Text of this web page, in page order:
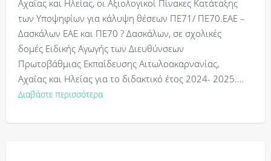
Αχαΐας και Ηλείας, οι Αξιολογικοί Πίνακες Κατάταξης
των Υποψηφίων για κάλυψη θέσεων ΠΕ71/ ΠΕ70.ΕΑΕ –
Δασκάλων ΕΑΕ και ΠΕ70 ? Δασκάλων, σε σχολικές
δομές Ειδικής Αγωγής των Διευθύνσεων
Πρωτοβάθμιας Εκπαίδευσης Αιτωλοακαρνανίας,
Αχαΐας και Ηλείας για το διδακτικό έτος 2024- 2025.…
Διαβάστε περισσότερα